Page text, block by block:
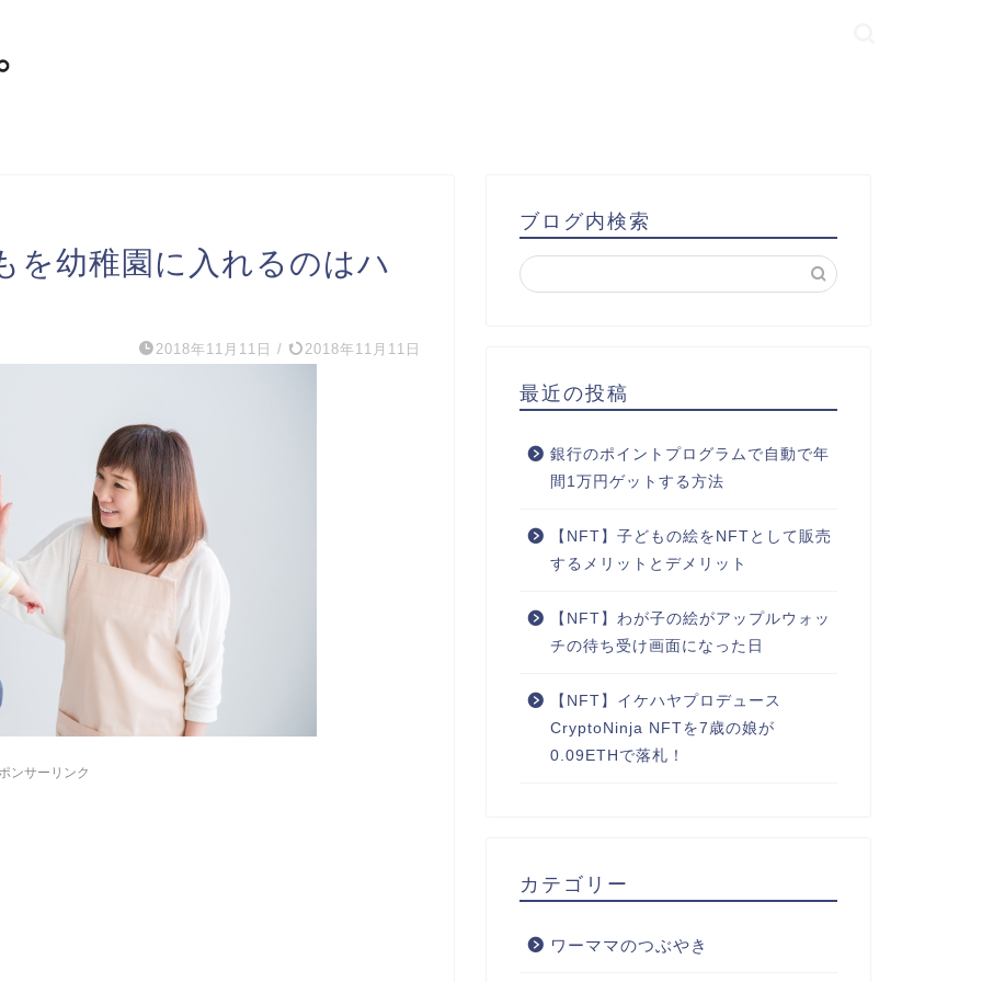
を幼稚園に入れるのはハ
2018年11月11日 / 2018年11月11日
ンサーリンク
ブログ内検索
最近の投稿
銀行のポイントプログラムで自動で年
間1万円ゲットする方法
【NFT】子どもの絵をNFTとして販売
するメリットとデメリット
【NFT】わが子の絵がアップルウォッ
チの待ち受け画面になった日
【NFT】イケハヤプロデュース
CryptoNinja NFTを7歳の娘が
0.09ETHで落札！
カテゴリー
ワーママのつぶやき